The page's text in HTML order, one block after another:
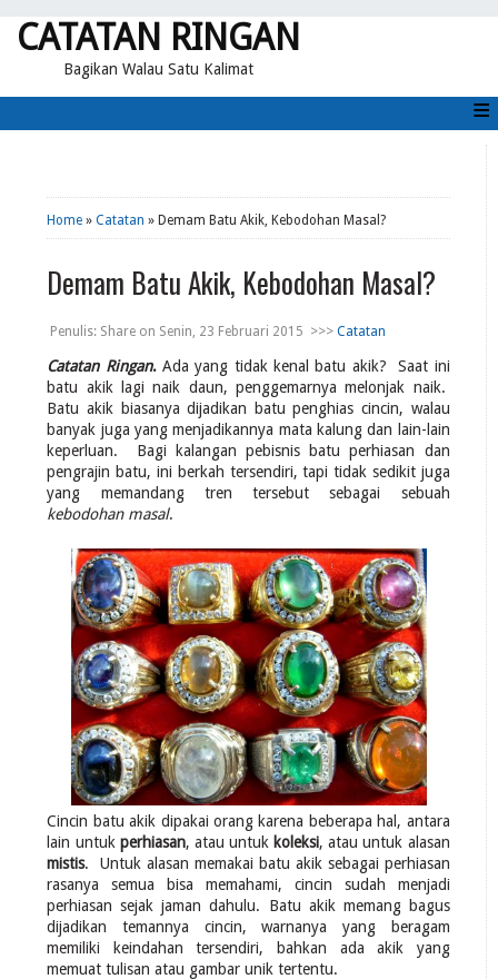
CATATAN RINGAN
Bagikan Walau Satu Kalimat
≡
Home »Catatan » Demam Batu Akik, Kebodohan Masal?
Demam Batu Akik, Kebodohan Masal?
Penulis: Share on Senin, 23 Februari 2015 >>>Catatan
Catatan Ringan.Ada yang tidak kenal batu akik? Saat ini
batu akik lagi naik daun, penggemarnya melonjak naik.
Batu akik biasanya dijadikan batu penghias cincin, walau
banyak juga yang menjadikannya mata kalung dan lain-lain
keperluan. Bagi kalangan pebisnis batu perhiasan dan
pengrajin batu, ini berkah tersendiri, tapi tidak sedikit juga
yang memandang tren tersebut sebagai sebuah
kebodohan masal.
Cincin batu akik dipakai orang karena beberapa hal, antara
lain untuk perhiasan, atau untuk koleksi, atau untuk alasan
mistis. Untuk alasan memakai batu akik sebagai perhiasan
rasanya semua bisa memahami, cincin sudah menjadi
perhiasan sejak jaman dahulu. Batu akik memang bagus
dijadikan temannya cincin, warnanya yang beragam
memiliki keindahan tersendiri, bahkan ada akik yang
memuat tulisan atau gambar unik tertentu.